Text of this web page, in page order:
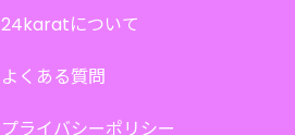
24karatについて
よくある質問
プライバシーポリシー